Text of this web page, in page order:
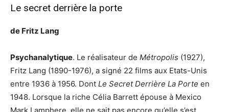
Le secret derrière la porte
de Fritz Lang
Psychanalytique. Le réalisateur de Métropolis (1927),
Fritz Lang (1890-1976), a signé 22 films aux Etats-Unis
entre 1936 à 1956. Dont Le Secret Derrière La Porte en
1948. Lorsque la riche Célia Barrett épouse à Mexico